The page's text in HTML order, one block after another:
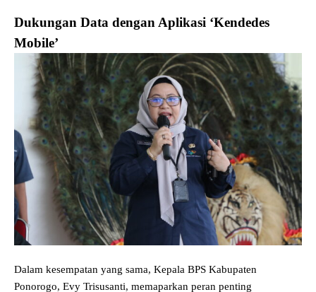
Dukungan Data dengan Aplikasi ‘Kendedes
Mobile’
Dalam kesempatan yang sama, Kepala BPS Kabupaten
Ponorogo, Evy Trisusanti, memaparkan peran penting